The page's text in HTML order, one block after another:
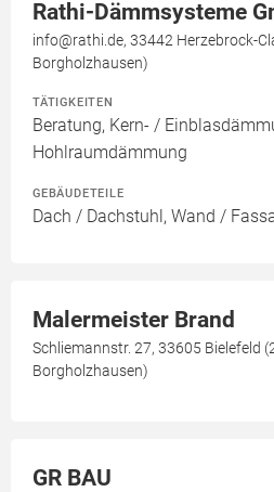
Rathi-Dämmsysteme
info@rathi.de, 33442 Herzebrock-
Borgholzhausen)
TÄTIGKEITEN
Beratung, Kern- /
Hohlraumdämmung
GEBÄUDETEILE
Dach / Dachstuhl, Wand /
Malermeister Brand
Schliemannstr. 27, 33605 Bielefeld
Borgholzhausen)
GR BAU